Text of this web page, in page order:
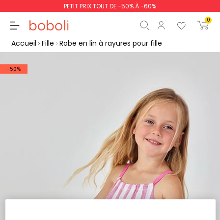
PETIT PRIX TOUT DE -50% À -60%
0
0,00 €
Commencer la
Accueil Fille Robe en lin à rayures pour fille
-50%